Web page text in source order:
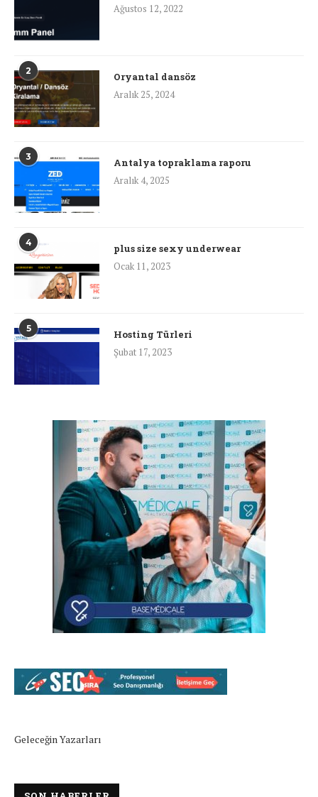
Ağustos 12, 2022
2
Oryantal dansöz
Aralık 25, 2024
3
Antalya topraklama raporu
Aralık 4, 2025
4
plus size sexy underwear
Ocak 11, 2023
5
Hosting Türleri
Şubat 17, 2023
Geleceğin Yazarları